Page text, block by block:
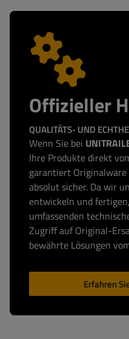
Offizieller
QUALITÄTS- UND
Wenn Sie bei
Ihre Produkte direkt
garantiert
absolut sicher. Da wir
entwickeln und
umfassenden
Zugriff auf Original-
bewährte Lösungen
Erfahren